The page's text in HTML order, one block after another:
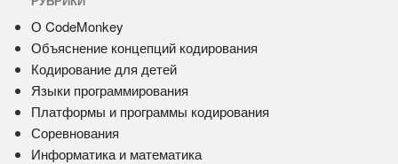
О CodeMonkey
Объяснение концепций кодирования
Кодирование для детей
Языки программирования
Платформы и программы кодирования
Соревнования
Информатика и математика